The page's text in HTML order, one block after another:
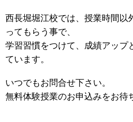
西長堀堀江校では、授業時間以
ってもらう事で、
学習習慣をつけて、成績アップ
ています。
いつでもお問合せ下さい。
無料体験授業のお申込みをお待